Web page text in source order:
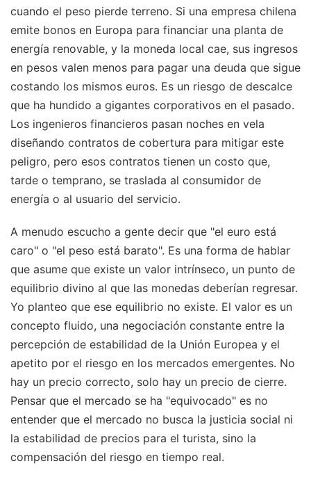
cuando el peso pierde terreno. Si una empresa chilena
emite bonos en Europa para financiar una planta de
energía renovable, y la moneda local cae, sus ingresos
en pesos valen menos para pagar una deuda que sigue
costando los mismos euros. Es un riesgo de descalce
que ha hundido a gigantes corporativos en el pasado.
Los ingenieros financieros pasan noches en vela
diseñando contratos de cobertura para mitigar este
peligro, pero esos contratos tienen un costo que,
tarde o temprano, se traslada al consumidor de
energía o al usuario del servicio.
A menudo escucho a gente decir que "el euro está
caro" o "el peso está barato". Es una forma de hablar
que asume que existe un valor intrínseco, un punto de
equilibrio divino al que las monedas deberían regresar.
Yo planteo que ese equilibrio no existe. El valor es un
concepto fluido, una negociación constante entre la
percepción de estabilidad de la Unión Europea y el
apetito por el riesgo en los mercados emergentes. No
hay un precio correcto, solo hay un precio de cierre.
Pensar que el mercado se ha "equivocado" es no
entender que el mercado no busca la justicia social ni
la estabilidad de precios para el turista, sino la
compensación del riesgo en tiempo real.